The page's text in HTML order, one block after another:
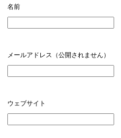
名前
メールアドレス（公開されません）
ウェブサイト